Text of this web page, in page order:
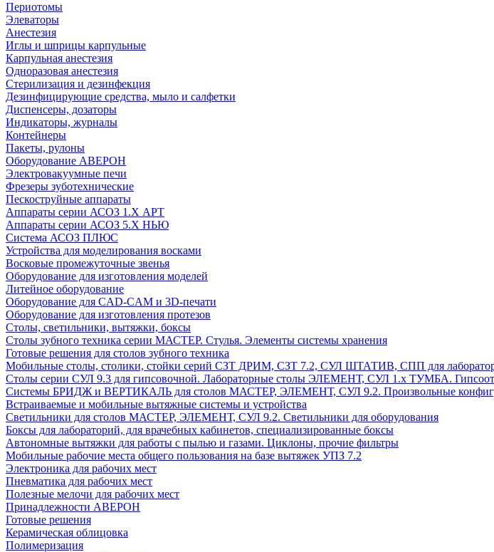
Периотомы
Элеваторы
Анестезия
Иглы и шприцы карпульные
Карпульная анестезия
Одноразовая анестезия
Стерилизация и дезинфекция
Дезинфицирующие средства, мыло и салфетки
Диспенсеры, дозаторы
Индикаторы, журналы
Контейнеры
Пакеты, рулоны
Оборудование АВЕРОН
Электровакуумные печи
Фрезеры зуботехнические
Пескоструйные аппараты
Аппараты серии АСОЗ 1.Х АРТ
Аппараты серии АСОЗ 5.Х НЬЮ
Система АСОЗ ПЛЮС
Устройства для моделирования восками
Восковые промежуточные звенья
Оборудование для изготовления моделей
Литейное оборудование
Оборудование для CAD-CAM и 3D-печати
Оборудование для изготовления протезов
Cтолы, светильники, вытяжки, боксы
Столы зубного техника серии МАСТЕР. Стулья. Элементы системы хранения
Готовые решения для столов зубного техника
Мобильные столы, столики, стойки серий СЗТ ДРИМ, СЗТ 7.2, СУЛ ШТАТИВ, СПП для
Столы серии СУЛ 9.3 для гипсовочной. Лабораторные столы ЭЛЕМЕНТ, СУЛ 1.х ТУМБА.
Системы БРИДЖ и ВЕРТИКАЛЬ для столов МАСТЕР, ЭЛЕМЕНТ, СУЛ 9.2. Произвольные
Встраиваемые и мобильные вытяжные системы и устройства
Светильники для столов МАСТЕР, ЭЛЕМЕНТ, СУЛ 9.2. Светильники для оборудования
Боксы для лабораторий, для врачебных кабинетов, специализированные боксы
Автономные вытяжки для работы с пылью и газами. Циклоны, прочие фильтры
Мобильные рабочие места общего пользования на базе вытяжек УПЗ 7.2
Электроника для рабочих мест
Пневматика для рабочих мест
Полезные мелочи для рабочих мест
Принадлежности АВЕРОН
Готовые решения
Керамическая облицовка
Полимеризация